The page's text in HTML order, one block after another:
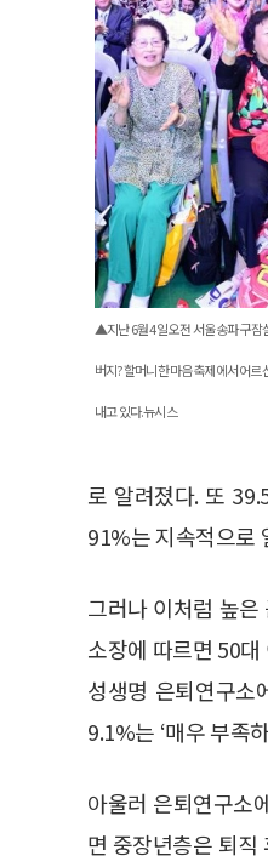
▲지난 6월 4일 오전 서울 송파구
버지?할머니 한마음 축제에서 어르
내고 있다.뉴시스
로 알려졌다. 또
91%는 지속적으로
그러나 이처럼 높
소장에 따르면 50
성생명 은퇴연구소
9.1%는 ‘매우 부족
아울러 은퇴연구소
면 중장년층은 퇴